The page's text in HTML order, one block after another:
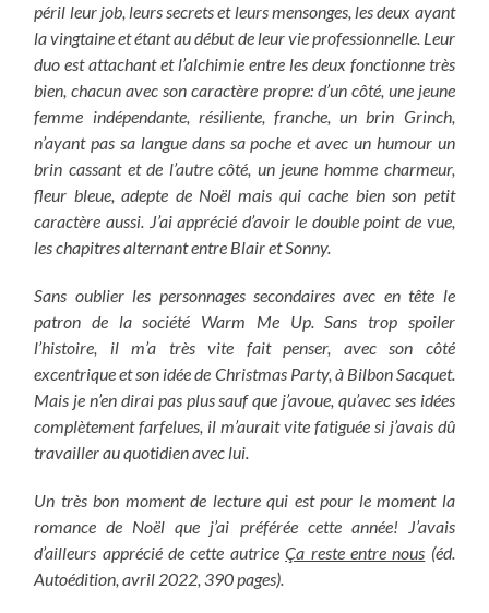
péril leur job, leurs secrets et leurs mensonges, les deux ayant
la vingtaine et étant au début de leur vie professionnelle. Leur
duo est attachant et l’alchimie entre les deux fonctionne très
bien, chacun avec son caractère propre: d’un côté, une jeune
femme indépendante, résiliente, franche, un brin Grinch,
n’ayant pas sa langue dans sa poche et avec un humour un
brin cassant et de l’autre côté, un jeune homme charmeur,
fleur bleue, adepte de Noël mais qui cache bien son petit
caractère aussi. J’ai apprécié d’avoir le double point de vue,
les chapitres alternant entre Blair et Sonny.
Sans oublier les personnages secondaires avec en tête le
patron de la société Warm Me Up. Sans trop spoiler
l’histoire, il m’a très vite fait penser, avec son côté
excentrique et son idée de Christmas Party, à Bilbon Sacquet.
Mais je n’en dirai pas plus sauf que j’avoue, qu’avec ses idées
complètement farfelues, il m’aurait vite fatiguée si j’avais dû
travailler au quotidien avec lui.
Un très bon moment de lecture qui est pour le moment la
romance de Noël que j’ai préférée cette année! J’avais
d’ailleurs apprécié de cette autriceÇa reste entre nous (éd.
Autoédition, avril 2022, 390 pages).